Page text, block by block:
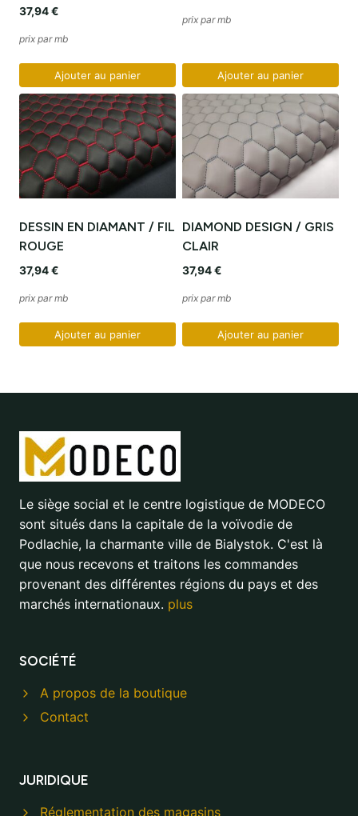
37,94€
prix par mb
Ajouter au panier
prix par mb
Ajouter au panier
DESSIN EN DIAMANT / FIL
ROUGE
37,94€
prix par mb
Ajouter au panier
DIAMOND DESIGN / GRIS
CLAIR
37,94€
prix par mb
Ajouter au panier
Le siège social et le centre logistique de MODECO
sont situés dans la capitale de la voïvodie de
Podlachie, la charmante ville de Bialystok. C'est là
que nous recevons et traitons les commandes
provenant des différentes régions du pays et des
marchés internationaux. plus
SOCIÉTÉ
A propos de la boutique
Contact
JURIDIQUE
Réglementation des magasins